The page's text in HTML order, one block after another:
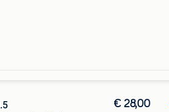
€ 28,00